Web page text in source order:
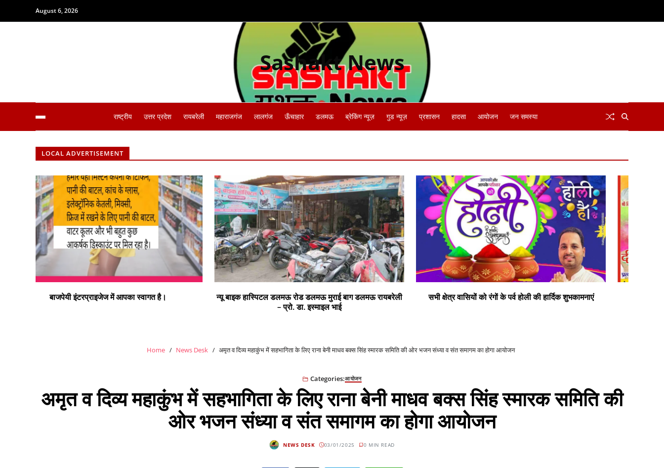
August 6, 2026
Sashakt News
राष्ट्रीय उत्तर प्रदेश रायबरेली महाराजगंज लालगंज ऊँचाहार डलमऊ ब्रेकिंग न्यूज़ गुड न्यूज़ प्रशासन हादसा आयोजन जन समस्या
LOCAL ADVERTISEMENT
न्यू बाइक हास्पिटल डलमऊ रोड डलमऊ मुराई बाग डलमऊ रायबरेली
सभी क्षेत्र वासियों को रंगों के पर्व होली की हार्दिक शुभकामनाएं दीपक सोनी प्रत्याशी जिलापंचायत सदस्य डलमऊ प्रथम
Home News Desk अमृत व दिव्य महाकुंभ में सहभागिता के लिए राना बेनी माधव बक्स सिंह स्मारक समिति की ओर भजन संध्या व संत समागम का होगा आयोजन
Categories:आयोजन
अमृत व दिव्य महाकुंभ में सहभागिता के लिए राना बेनी माधव बक्स सिंह स्मारक समिति की
ओर भजन संध्या व संत समागम का होगा आयोजन
NEWS DESK 03/01/2025 0 MIN READ